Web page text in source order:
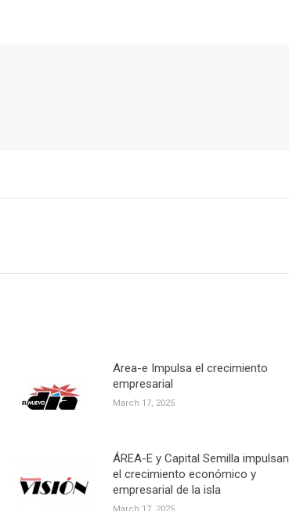
Area-e Impulsa el crecimiento
empresarial
March 17, 2025
ÁREA-E y Capital Semilla impulsan
el crecimiento económico y
empresarial de la isla